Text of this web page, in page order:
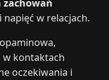
zachowań
napięć w relacjach.
w kontaktach
oczekiwania i